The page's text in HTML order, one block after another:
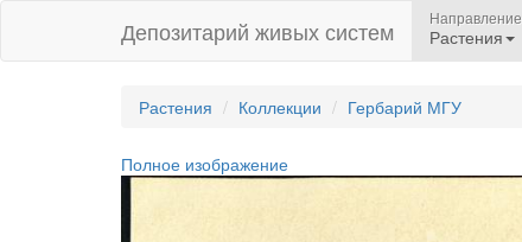
Депозитарий живых систем Направление
Растения
Растения Коллекции Гербарий МГУ
Полное изображение